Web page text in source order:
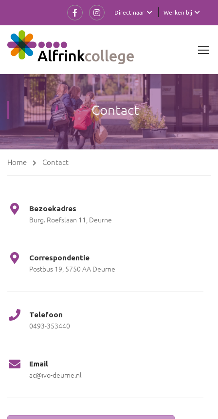
Werken bij
Direct naar
Contact
Home Contact
Bezoekadres
Burg. Roefslaan 11, Deurne
Correspondentie
Postbus 19, 5750 AA Deurne
Telefoon
0493-353440
Email
ac@ivo-deurne.nl